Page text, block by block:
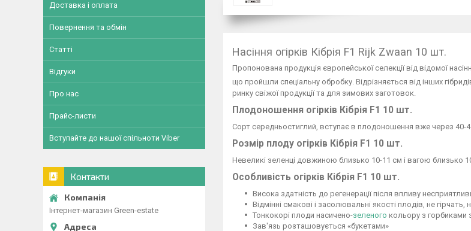
Насіння огірків Кібрія F1 Rijk Zwaan 10 шт.
Пропонована продукція європейської селекції від відомої
що пройшли спеціальну обробку. Відрізняється від інших
ринку свіжої продукції та для зимових заготовок.
Плодоношення огірків Кібрія F1 10 шт.
Сорт середньостиглий, вступає в плодоношення вже через 40-45
Розмір плоду огірків Кібрія F1 10 шт.
Невеликі зеленці довжиною близько 10-11 см і вагою близько
Особливість огірків Кібрія F1 10 шт.
Висока здатність до регенерації після впливу
Відмінні смакові і засолювальні якості плодів, не
Тонкокорі плоди насичено-зеленого кольору з горбиками
Зав'язь розташовується «букетами»
Доставка і оплата
Повернення та обмін
Статті
Відгуки
Про нас
Прайс-листи
Вступайте до нашої спільноти Viber
Контакти
Інтернет-магазин Green-estate